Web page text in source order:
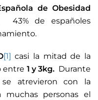
de Obesidad
43% de españoles
[1] casi la mitad de la
entre 1 y 3kg.Durante
atrevieron con la
muchas personas el